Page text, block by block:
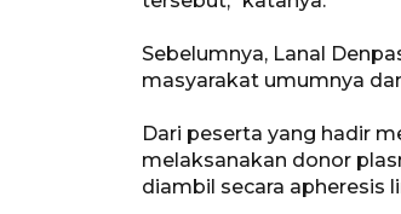
Sebelumnya, Lanal
masyarakat umumnya
Dari peserta yang hadir
melaksanakan donor
diambil secara apheresis